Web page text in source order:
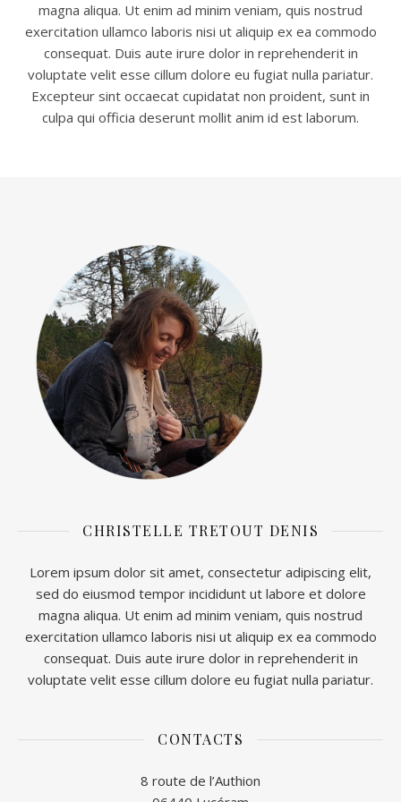
magna aliqua. Ut enim ad minim veniam, quis nostrud
exercitation ullamco laboris nisi ut aliquip ex ea commodo
consequat. Duis aute irure dolor in reprehenderit in
voluptate velit esse cillum dolore eu fugiat nulla pariatur.
Excepteur sint occaecat cupidatat non proident, sunt in
culpa qui officia deserunt mollit anim id est laborum.
CHRISTELLE TRETOUT DENIS
Lorem ipsum dolor sit amet, consectetur adipiscing elit,
sed do eiusmod tempor incididunt ut labore et dolore
magna aliqua. Ut enim ad minim veniam, quis nostrud
exercitation ullamco laboris nisi ut aliquip ex ea commodo
consequat. Duis aute irure dolor in reprehenderit in
voluptate velit esse cillum dolore eu fugiat nulla pariatur.
CONTACTS
8 route de l’Authion